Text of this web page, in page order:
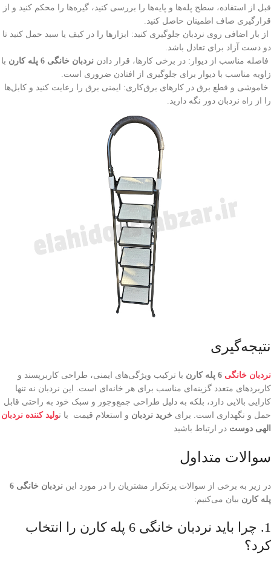
قبل از استفاده، سطح پله‌ها و پایه‌ها را بررسی کنید، گیره‌ها را محکم کنید و از
قرارگیری صاف اطمینان حاصل کنید.
از بار اضافی روی نردبان جلوگیری کنید: ابزارها را در کیف یا سبد حمل کنید تا
دو دست آزاد برای تعادل باشد.
فاصله مناسب از دیوار: در برخی کارها، قرار دادن نردبان خانگی 6 پله کارن
با
زاویه مناسب با دیوار برای جلوگیری از افتادن ضروری است.
خاموشی و قطع برق در کارهای برق‌کاری: ایمنی برق را رعایت کنید و کابل‌ها
را از راه نردبان دور نگه دارید.
نتیجه‌گیری
نردبان خانگی
با ترکیب ویژگی‌های ایمنی، طراحی کاربرپسند و
کاربردهای متعدد گزینه‌ای مناسب برای هر خانه‌ای است. این نردبان نه تنها
کارایی بالایی دارد، بلکه به دلیل طراحی جمع‌وجور و سبک خود به راحتی قابل
حمل و نگهداری است. برای خرید نردبان و استعلام قیمت با تولید کننده نردبان
الهی دوست در ارتباط باشید
سوالات متداول
در زیر به برخی از سوالات پرتکرار مشتریان را در مورد این
نردبان خانگی 6
پله کارن بیان می‌کنیم:
1. چرا باید نردبان خانگی 6 پله کارن را انتخاب
کرد؟